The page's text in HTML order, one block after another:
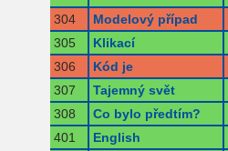
304
Modelový případ
305
Klikací
306
Kód je
307
Tajemný svět
308
Co bylo předtím?
401
English